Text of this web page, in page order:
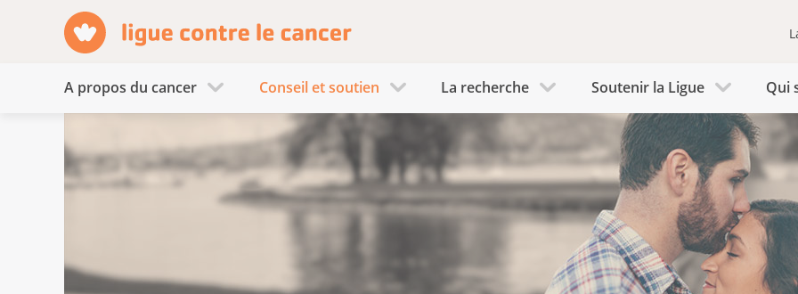
A propos du cancer Conseil et soutien La recherche Soutenir la Ligue Qui